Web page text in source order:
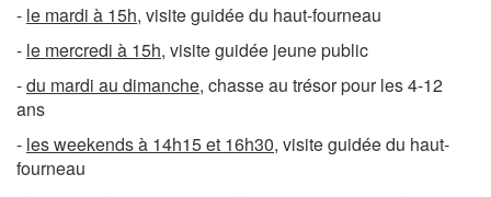
- le mardi à 15h, visite guidée du haut-fourneau
- le mercredi à 15h, visite guidée jeune public
-du mardi au dimanche, chasse au trésor pour les 4-12
ans
- les weekends à 14h15 et 16h30, visite guidée du haut-
fourneau